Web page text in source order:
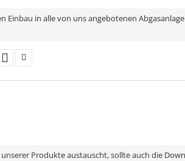
in alle von uns angebotenen
Produkte austauscht, sollte auch die